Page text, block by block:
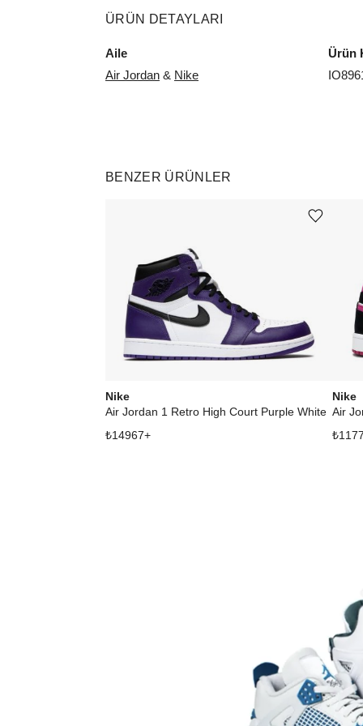
ÜRÜN DETAYLARI
Aile
Air Jordan & Nike
Ürün
BENZER ÜRÜNLER
Nike
Air Jordan 1 Retro High Court Purple White
₺14967+
Ürünü istek listesine ekle veya listeden çıkar
Nike
Air
₺